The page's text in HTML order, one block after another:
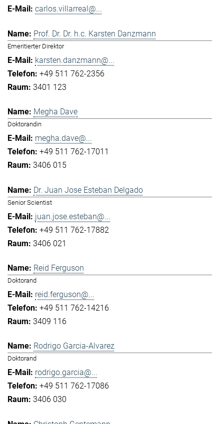
carlos.villarreal@...
Prof. Dr. Dr. h.c. Karsten Danzmann
Emeritierter Direktor
karsten.danzmann@...
+49 511 762-2356
3401 123
Megha Dave
Doktorandin
megha.dave@...
+49 511 762-17011
3406 015
Dr. Juan Jose Esteban Delgado
Senior Scientist
juan.jose.esteban@...
+49 511 762-17882
3406 021
Reid Ferguson
Doktorand
reid.ferguson@...
+49 511 762-14216
3409 116
Rodrigo Garcia-Alvarez
Doktorand
rodrigo.garcia@...
+49 511 762-17086
3406 030